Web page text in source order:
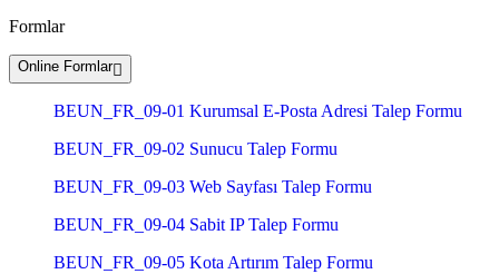
Formlar
Online Formlar
BEUN_FR_09-01 Kurumsal E-Posta Adresi Talep Formu
BEUN_FR_09-02 Sunucu Talep Formu
BEUN_FR_09-03 Web Sayfası Talep Formu
BEUN_FR_09-04 Sabit IP Talep Formu
BEUN_FR_09-05 Kota Artırım Talep Formu